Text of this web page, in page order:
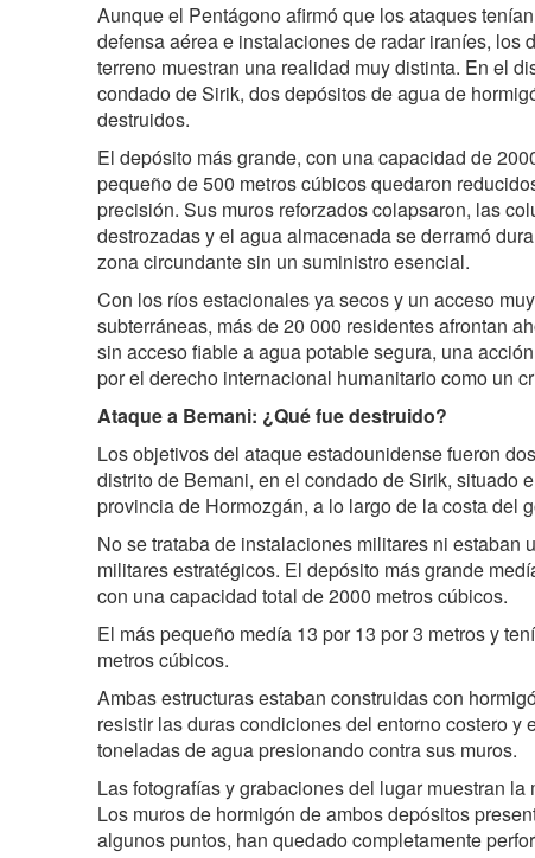
Aunque el Pentágono afirmó que los ataques
defensa aérea e instalaciones de radar iraníes, los
terreno muestran una realidad muy distinta. En el
condado de Sirik, dos depósitos de agua de
destruidos.
El depósito más grande, con una capacidad de
pequeño de 500 metros cúbicos quedaron
precisión. Sus muros reforzados colapsaron, las
destrozadas y el agua almacenada se derramó
zona circundante sin un suministro esencial.
Con los ríos estacionales ya secos y un acceso
subterráneas, más de 20 000 residentes afrontan
sin acceso fiable a agua potable segura, una
por el derecho internacional humanitario como un
Ataque a Bemani: ¿Qué fue destruido?
Los objetivos del ataque estadounidense fueron
distrito de Bemani, en el condado de Sirik, situado
provincia de Hormozgán, a lo largo de la costa del
No se trataba de instalaciones militares ni estaban
militares estratégicos. El depósito más grande
con una capacidad total de 2000 metros cúbicos.
El más pequeño medía 13 por 13 por 3 metros y
metros cúbicos.
Ambas estructuras estaban construidas con
resistir las duras condiciones del entorno costero y
toneladas de agua presionando contra sus muros.
Las fotografías y grabaciones del lugar muestran
Los muros de hormigón de ambos depósitos
algunos puntos, han quedado completamente